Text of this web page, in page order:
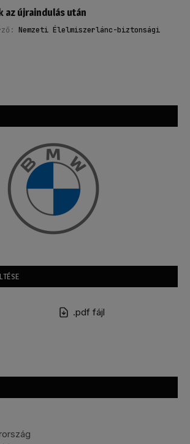
az újraindulás után
Nemzeti Élelmiszerlánc-biztonsági
.pdf fájl